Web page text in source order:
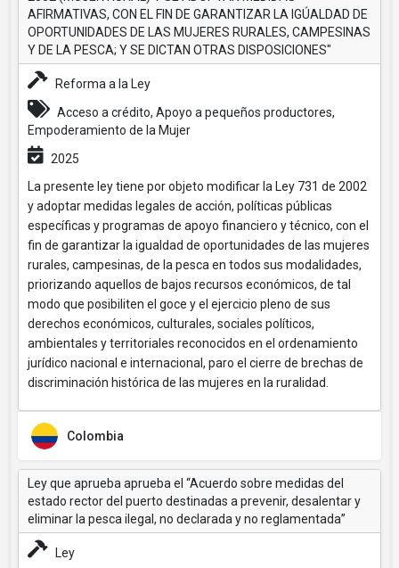
AFIRMATIVAS, CON EL FIN DE GARANTIZAR LA IGÚALDAD DE
OPORTUNIDADES DE LAS MUJERES RURALES, CAMPESINAS
Y DE LA PESCA; Y SE DICTAN OTRAS DISPOSICIONES"
Reforma a la Ley
Acceso a crédito, Apoyo a pequeños productores,
Empoderamiento de la Mujer
2025
La presente ley tiene por objeto modificar la Ley 731 de 2002
y adoptar medidas legales de acción, políticas públicas
específicas y programas de apoyo financiero y técnico, con el
fin de garantizar la igualdad de oportunidades de las mujeres
rurales, campesinas, de la pesca en todos sus modalidades,
priorizando aquellos de bajos recursos económicos, de tal
modo que posibiliten el goce y el ejercicio pleno de sus
derechos económicos, culturales, sociales políticos,
ambientales y territoriales reconocidos en el ordenamiento
jurídico nacional e internacional, paro el cierre de brechas de
discriminación histórica de las mujeres en la ruralidad.
Colombia
Ley que aprueba aprueba el “Acuerdo sobre medidas del
estado rector del puerto destinadas a prevenir, desalentar y
eliminar la pesca ilegal, no declarada y no reglamentada”
Ley